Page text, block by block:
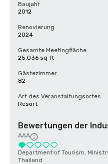
Baujahr
2012
Renovierung
2024
Gesamte Meetingfläche
25.036 sq ft
Gästezimmer
82
Art des Veranstaltungsortes
Resort
Bewertungen der
AAA
Department of Tourism,
Thailand